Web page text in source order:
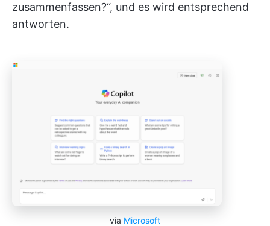
zusammenfassen?“, und es wird entsprechend
antworten.
via Microsoft